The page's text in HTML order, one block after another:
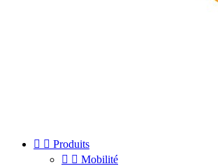
  Produits
  Mobilité